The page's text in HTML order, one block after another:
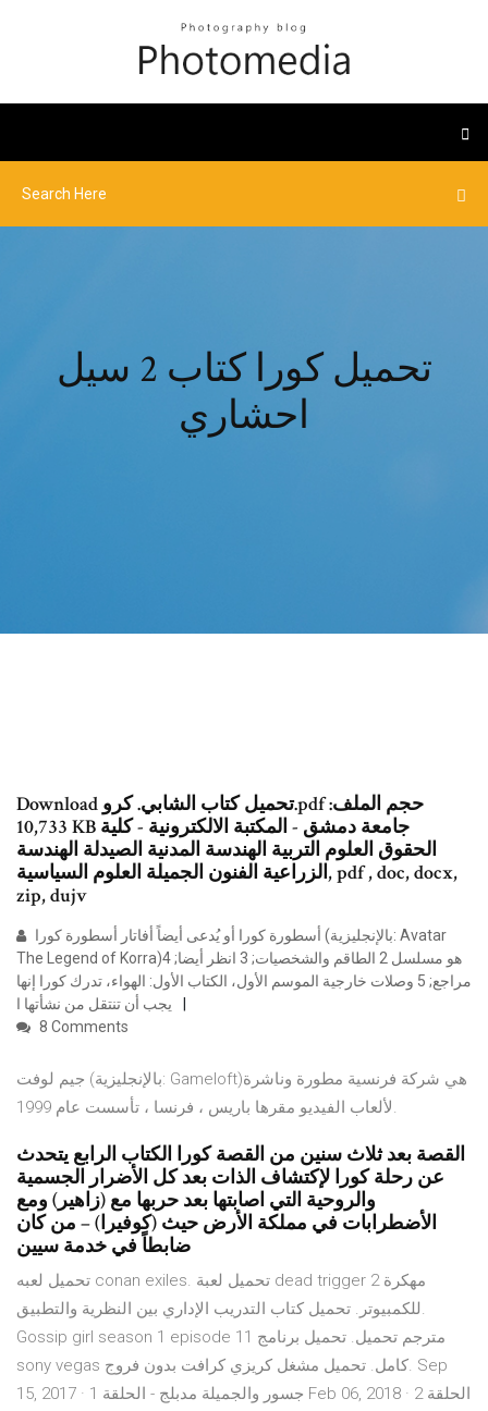
تحميل كورا كتاب 2 سيل
احشاري
Download تحميل كتاب الشابي. كرو.pdf حجم الملف:
10,733 KB جامعة دمشق - المكتبة الالكترونية - كلية
الحقوق العلوم التربية الهندسة المدنية الصيدلة الهندسة
الزراعية الفنون الجميلة العلوم السياسية, pdf , doc, docx,
zip, dujv
The Legend of Korra)‏ هو مسلسل 2 الطاقم والشخصيات; 3 انظر أيضا; 4
مراجع; 5 وصلات خارجية الموسم الأول، الكتاب الأول: الهواء، تدرك كورا إنها
يجب أن تنتقل من نشأتها ا
8 Comments
جيم لوفت (بالإنجليزية: Gameloft)‏ هي شركة فرنسية مطورة وناشرة
لألعاب الفيديو مقرها باريس ، فرنسا ، تأسست عام 1999.
القصة بعد ثلاث سنين من القصة كورا الكتاب الرابع يتحدث
عن رحلة كورا لإكتشاف الذات بعد كل الأضرار الجسمية
والروحية التي اصابتها بعد حربها مع (زاهير) ومع
الأضطرابات في مملكة الأرض حيث (كوفيرا) – من كان
ضابطاً في خدمة سيين
تحميل لعبه conan exiles. تحميل لعبة dead trigger 2 مهكرة
للكمبيوتر. تحميل كتاب التدريب الإداري بين النظرية والتطبيق.
Gossip girl season 1 episode 11 مترجم تحميل. تحميل برنامج
sony vegas كامل. تحميل مشغل كريزي كرافت بدون فروج. Sep
15, 2017 · جسور والجميلة مدبلج - الحلقة 1 Feb 06, 2018 · الحلقة 2